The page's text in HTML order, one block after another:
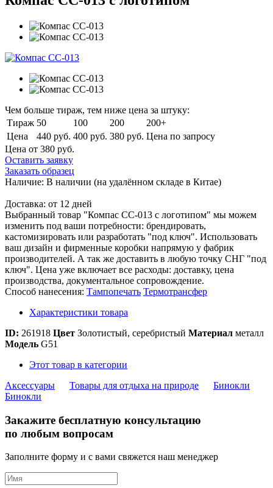
Чем больше тираж, тем ниже цена за штуку:
Тираж 50 100 200
200+
Цена
440 руб. 400 руб. 380 руб. Цена по запросу
Цена от 380 руб.
Оставить заявку
Заказать образец
Наличие: В наличии (на удалённом складе в Китае)
Доставка: от 12 дней
Выбранный товар "Компас CC-013 с логотипом" мы можем
изменить под ваши потребности: брендировать,
кастомизировать или разработать "под ключ". Использовать
ваш дизайн и фирменные коробки напрямую у фабрик
производителей. А так же доставить в любую точку СНГ "под
ключ". Цена уже включает все расходы: доставку, цена
производства, документальное сопровождение.
Способ нанесения: Тампопечать Термотрансфер
Характеристики товара
ID: 261918 Цвет Золотистый, серебристый Материал металл
Модель G51
Этот товар в категории
Аксессуары
Товары для отдыха на природе
Бинокли
Бинокли
Закажите бесплатную консультацию
по любым вопросам
Заполните форму и с вами свяжется наш менеджер